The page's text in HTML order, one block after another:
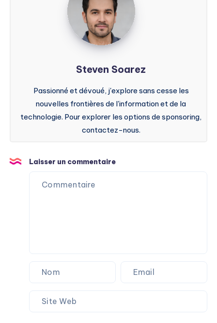
Steven Soarez
Passionné et dévoué, j'explore sans cesse les
nouvelles frontières de l'information et de la
technologie. Pour explorer les options de sponsoring,
contactez-nous.
Laisser un commentaire